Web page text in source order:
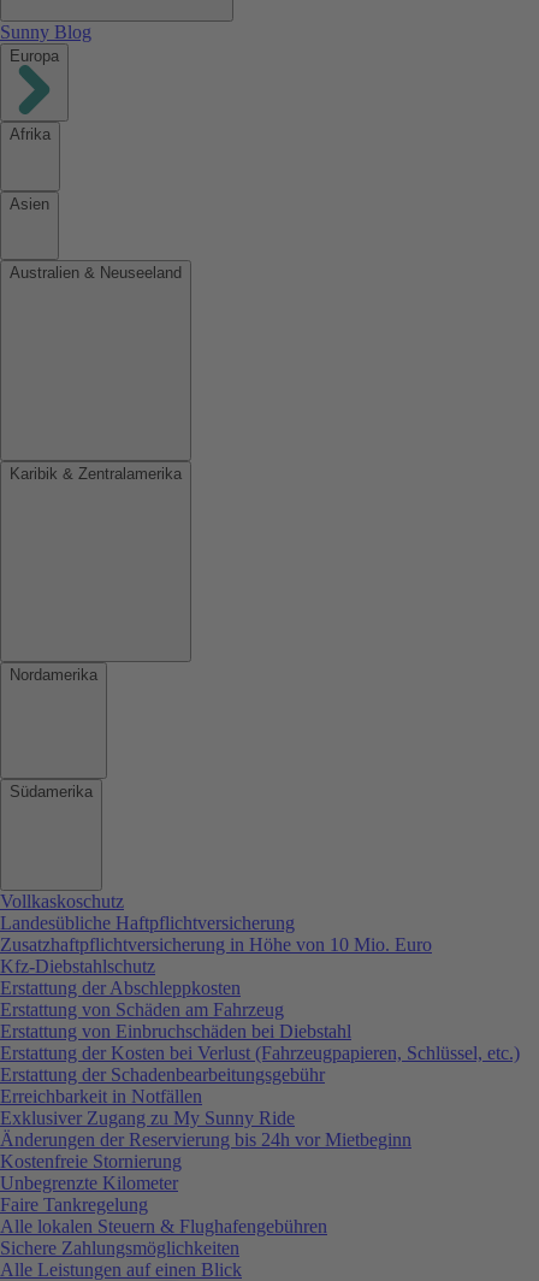
Sunny Blog
Europa
Afrika
Asien
Australien & Neuseeland
Karibik & Zentralamerika
Nordamerika
Südamerika
Vollkaskoschutz
Landesübliche Haftpflichtversicherung
Zusatzhaftpflichtversicherung in Höhe von 10 Mio. Euro
Kfz-Diebstahlschutz
Erstattung der Abschleppkosten
Erstattung von Schäden am Fahrzeug
Erstattung von Einbruchschäden bei Diebstahl
Erstattung der Kosten bei Verlust (Fahrzeugpapieren, Schlüssel, etc.)
Erstattung der Schadenbearbeitungsgebühr
Erreichbarkeit in Notfällen
Exklusiver Zugang zu My Sunny Ride
Änderungen der Reservierung bis 24h vor Mietbeginn
Kostenfreie Stornierung
Unbegrenzte Kilometer
Faire Tankregelung
Alle lokalen Steuern & Flughafengebühren
Sichere Zahlungsmöglichkeiten
Alle Leistungen auf einen Blick